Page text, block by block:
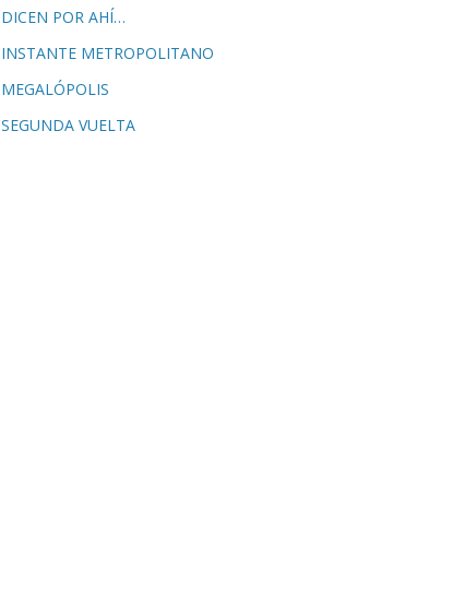
DICEN POR AHÍ…
INSTANTE METROPOLITANO
MEGALÓPOLIS
SEGUNDA VUELTA